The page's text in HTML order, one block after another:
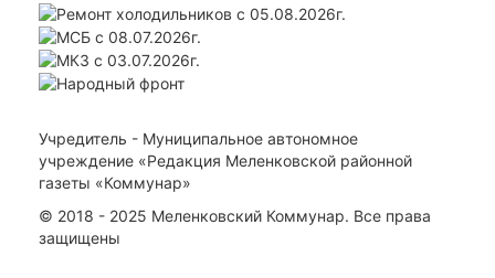
Учредитель - Муниципальное автономное
учреждение «Редакция Меленковской районной
газеты «Коммунар»
© 2018 - 2025 Меленковский Коммунар. Все права
защищены